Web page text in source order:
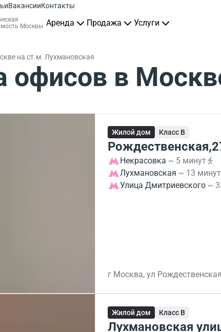
ВакансииКонтакты
Москвы Аренда Продажа Услуги
на ст.м. Лухмановская
офисов в
Жилой дом Класс B
Некрасовка ~ 5 минут
Лухмановская ~ 13 минут
Улица Дмитриевского ~
г Москва, ул
Жилой дом Класс B
Лухмановская